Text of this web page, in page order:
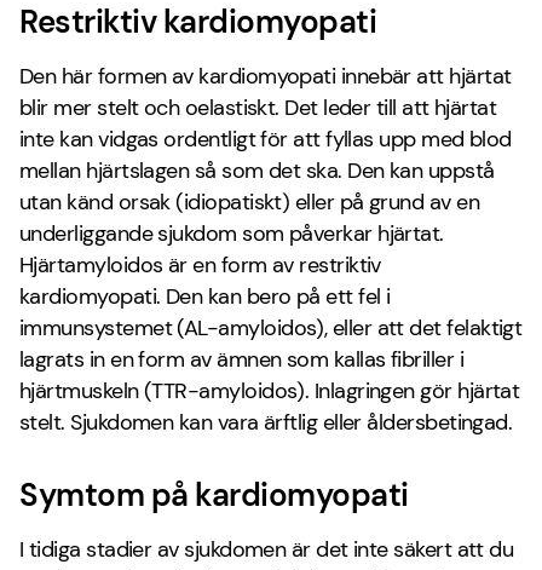
Restriktiv kardiomyopati
Den här formen av kardiomyopati innebär att hjärtat
blir mer stelt och oelastiskt. Det leder till att hjärtat
inte kan vidgas ordentligt för att fyllas upp med blod
mellan hjärtslagen så som det ska. Den kan uppstå
utan känd orsak (idiopatiskt) eller på grund av en
underliggande sjukdom som påverkar hjärtat.
Hjärtamyloidos är en form av restriktiv
kardiomyopati. Den kan bero på ett fel i
immunsystemet (AL-amyloidos), eller att det felaktigt
lagrats in en form av ämnen som kallas fibriller i
hjärtmuskeln (TTR-amyloidos). Inlagringen gör hjärtat
stelt. Sjukdomen kan vara ärftlig eller åldersbetingad.
Symtom på kardiomyopati
I tidiga stadier av sjukdomen är det inte säkert att du